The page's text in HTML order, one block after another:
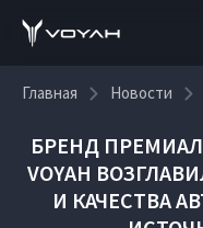
Главная Новости
БРЕНД
VOYAH
И КАЧЕСТВА